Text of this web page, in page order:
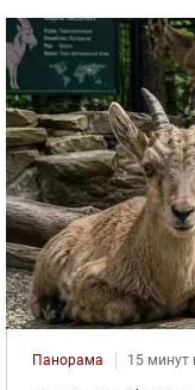
Панорама 15 минут